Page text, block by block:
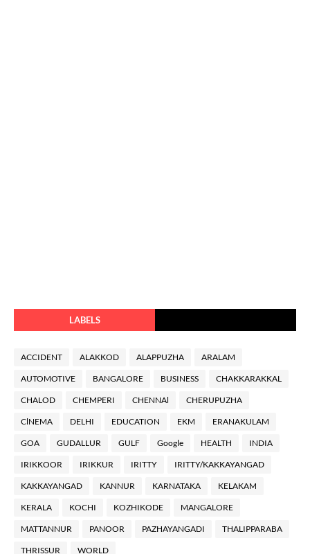
LABELS
ACCIDENT ALAKKOD ALAPPUZHA ARALAM
AUTOMOTIVE BANGALORE BUSINESS CHAKKARAKKAL
CHALOD CHEMPERI CHENNAl CHERUPUZHA
ClNEMA DELHI EDUCATION EKM ERANAKULAM
GOA GUDALLUR GULF Google HEALTH INDIA
IRIKKOOR IRIKKUR IRITTY IRITTY/KAKKAYANGAD
KAKKAYANGAD KANNUR KARNATAKA KELAKAM
KERALA KOCHI KOZHIKODE MANGALORE
MATTANNUR PANOOR PAZHAYANGADI THALIPPARABA
THRISSUR WORLD